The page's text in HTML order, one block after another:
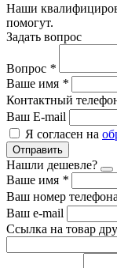
Наши
помогут.
Задать вопрос
Вопрос *
Ваше имя *
Контактный
Ваш E-mail
Я согласен на
Отправить
Нашли дешевле?
Ваше имя *
Ваш номер телефона
Ваш e-mail
Ссылка на товар